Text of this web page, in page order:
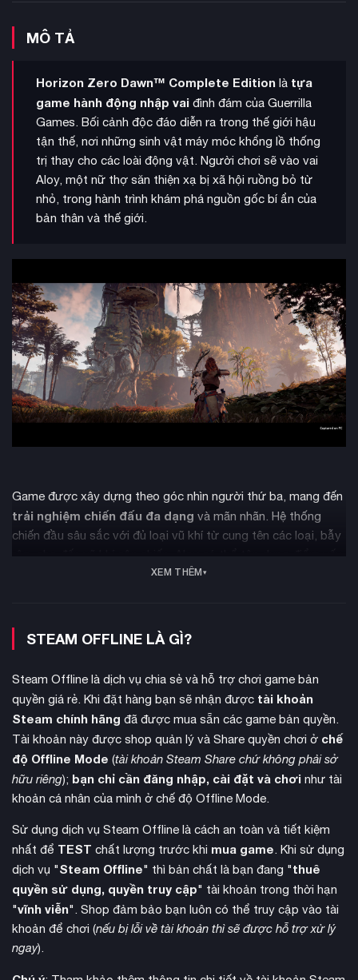
MÔ TẢ
Horizon Zero Dawn™ Complete Edition là tựa
game hành động nhập vai đình đám của Guerrilla
Games. Bối cảnh độc đáo diễn ra trong thế giới hậu
tận thế, nơi những sinh vật máy móc khổng lồ thống
trị thay cho các loài động vật. Người chơi sẽ vào vai
Aloy, một nữ thợ săn thiện xạ bị xã hội ruồng bỏ từ
nhỏ, trong hành trình khám phá nguồn gốc bí ẩn của
bản thân và thế giới.
Game được xây dựng theo góc nhìn người thứ ba, mang đến
trải nghiệm chiến đấu đa dạng và mãn nhãn. Hệ thống
chiến đầu sâu sắc với đủ loại vũ khí từ cung tên các loại, bẫy
của kẻ thù bằng cách nhắm vào các bộ phận như bình nhiên
Người chơi cầnthu thập tài nguyên từ môi trườngvà
xác máy móc để chế tạo đạn dược, bẫy cùng các vật phẩm
hồi phục. Hệ thống craft được thiết kế chi tiết với nhiều công
thức, tài nguyên và nâng cấp khác nhau. Game còn tích hợp
yếu tố lén lút thông qua thiết bị Focus, cho phép Aloy phân
tích điểm yếu, lộ trình tuần tra và tiến hành đột kích kẻ thù
XEM THÊM
STEAM OFFLINE LÀ GÌ?
Steam Offline là dịch vụ chia sẻ và hỗ trợ chơi game bản
quyền giá rẻ. Khi đặt hàng bạn sẽ nhận được tài khoản
Steam chính hãng đã được mua sẵn các game bản quyền.
Tài khoản này được shop quản lý và Share quyền chơi ở chế
độ Offline Mode (tài khoản Steam Share chứ không phải sở
hữu riêng); bạn chỉ cần đăng nhập, cài đặt và chơi như tài
khoản cá nhân của mình ở chế độ Offline Mode.
Sử dụng dịch vụ Steam Offline là cách an toàn và tiết kiệm
nhất để TEST chất lượng trước khi mua game. Khi sử dụng
dịch vụ "Steam Offline" thì bản chất là bạn đang "thuê
quyền sử dụng, quyền truy cập" tài khoản trong thời hạn
"vĩnh viễn". Shop đảm bảo bạn luôn có thể truy cập vào tài
khoản để chơi (nếu bị lỗi về tài khoản thì sẽ được hỗ trợ xử lý
ngay).